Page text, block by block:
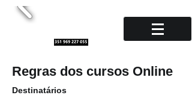
Regras dos cursos Online
Destinatários